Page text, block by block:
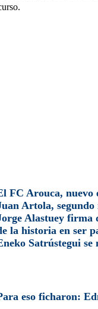
FC Arouca, nuevo
Artola,
Alastuey firma
la historia en ser
Satrústegui
eso ficharon: